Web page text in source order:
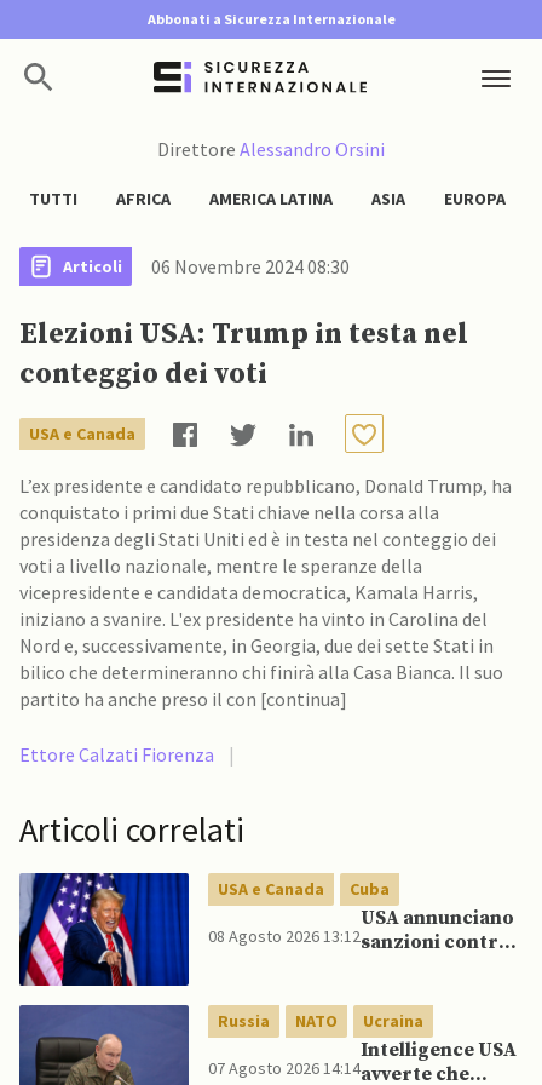
Abbonati a Sicurezza Internazionale
Direttore Alessandro Orsini
TUTTI AFRICA AMERICA LATINA ASIA EUROPA
Articoli 06 Novembre 2024 08:30
Elezioni USA: Trump in testa nel
conteggio dei voti
USA e Canada
L’ex presidente e candidato repubblicano, Donald Trump, ha
conquistato i primi due Stati chiave nella corsa alla
presidenza degli Stati Uniti ed è in testa nel conteggio dei
voti a livello nazionale, mentre le speranze della
vicepresidente e candidata democratica, Kamala Harris,
iniziano a svanire. L'ex presidente ha vinto in Carolina del
Nord e, successivamente, in Georgia, due dei sette Stati in
bilico che determineranno chi finirà alla Casa Bianca. Il suo
partito ha anche preso il con [continua]
Ettore Calzati Fiorenza |
Articoli correlati
USA e Canada Cuba
08 Agosto 2026 13:12
USA annunciano
sanzioni contro
Russia NATO Ucraina
07 Agosto 2026 14:14
Intelligence USA
avverte che